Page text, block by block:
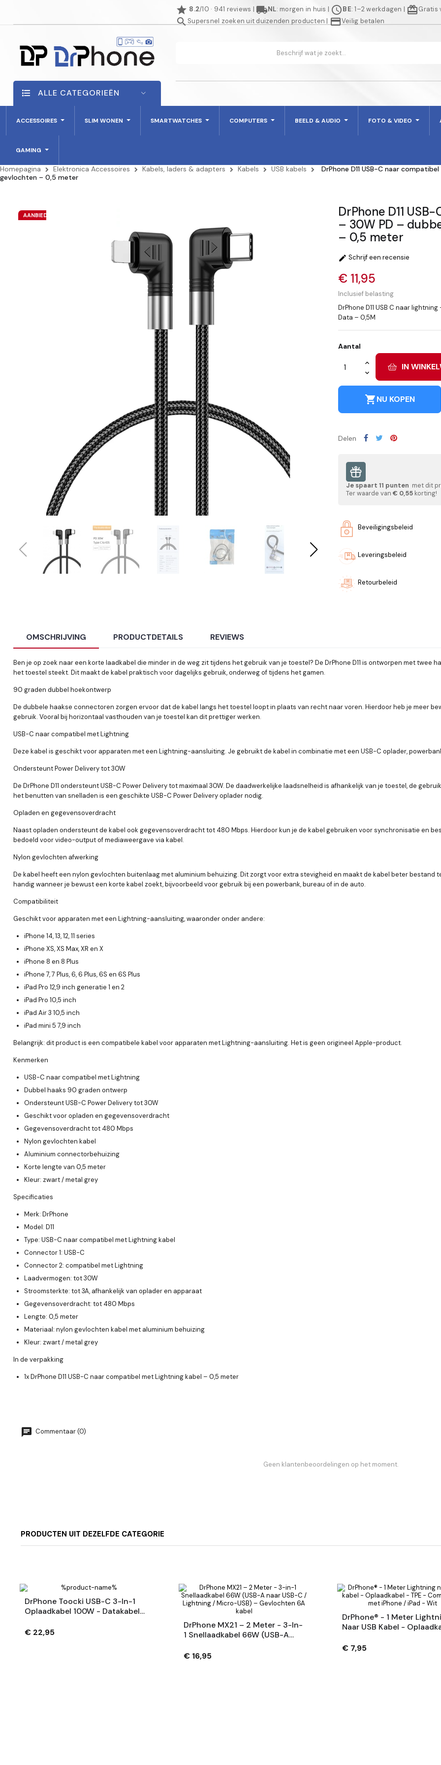
star 8.2/10 · 941 reviews | local_shippingNL: morgen in huis | scheduleBE: 1–2 werkdagen | redeemGratis
searchSupersnel zoeken uit duizenden producten | credit_cardVeilig betalen
ALLE CATEGORIEËN
ACCESSOIRES SLIM WONEN SMARTWATCHES COMPUTERS BEELD & AUDIO FOTO & VIDEO
GAMING
Homepagina Elektronica Accessoires Kabels, laders & adapters Kabels USB kabels
DrPhone D11 USB-C naar
gevlochten – 0,5 meter
AANBIEDING!
DrPhone D11
– 30W PD –
– 0,5 meter
 Schrijf een recensie
€ 11,95
Inclusief belasting
DrPhone D11 USB C naar
Data – 0,5M
Aantal
IN
shopping_cartNU KOPEN
Delen
Je spaart 11 punten met dit
Ter waarde van € 0,55 korting!
Beveiligingsbeleid
Leveringsbeleid
Retourbeleid
OMSCHRIJVING PRODUCTDETAILS REVIEWS
Ben je op zoek naar een korte laadkabel die minder in de weg zit tijdens het gebruik van je toestel? De DrPhone D11 is ontworpen met
het toestel steekt. Dit maakt de kabel praktisch voor dagelijks gebruik, onderweg of tijdens het gamen.
90 graden dubbel hoekontwerp
De dubbele haakse connectoren zorgen ervoor dat de kabel langs het toestel loopt in plaats van recht naar voren. Hierdoor heb je meer
gebruik. Vooral bij horizontaal vasthouden van je toestel kan dit prettiger werken.
USB-C naar compatibel met Lightning
Deze kabel is geschikt voor apparaten met een Lightning-aansluiting. Je gebruikt de kabel in combinatie met een USB-C oplader,
Ondersteunt Power Delivery tot 30W
De DrPhone D11 ondersteunt USB-C Power Delivery tot maximaal 30W. De daadwerkelijke laadsnelheid is afhankelijk van je toestel, de
het benutten van snelladen is een geschikte USB-C Power Delivery oplader nodig.
Opladen en gegevensoverdracht
Naast opladen ondersteunt de kabel ook gegevensoverdracht tot 480 Mbps. Hierdoor kun je de kabel gebruiken voor synchronisatie en
bedoeld voor video-output of mediaweergave via kabel.
Nylon gevlochten afwerking
De kabel heeft een nylon gevlochten buitenlaag met aluminium behuizing. Dit zorgt voor extra stevigheid en maakt de kabel beter bestand
handig wanneer je bewust een korte kabel zoekt, bijvoorbeeld voor gebruik bij een powerbank, bureau of in de auto.
Compatibiliteit
Geschikt voor apparaten met een Lightning-aansluiting, waaronder onder andere:
iPhone 14, 13, 12, 11 series
iPhone XS, XS Max, XR en X
iPhone 8 en 8 Plus
iPhone 7, 7 Plus, 6, 6 Plus, 6S en 6S Plus
iPad Pro 12,9 inch generatie 1 en 2
iPad Pro 10,5 inch
iPad Air 3 10,5 inch
iPad mini 5 7,9 inch
Belangrijk: dit product is een compatibele kabel voor apparaten met Lightning-aansluiting. Het is geen origineel Apple-product.
Kenmerken
USB-C naar compatibel met Lightning
Dubbel haaks 90 graden ontwerp
Ondersteunt USB-C Power Delivery tot 30W
Geschikt voor opladen en gegevensoverdracht
Gegevensoverdracht tot 480 Mbps
Nylon gevlochten kabel
Aluminium connectorbehuizing
Korte lengte van 0,5 meter
Kleur: zwart / metal grey
Specificaties
Merk: DrPhone
Model: D11
Type: USB-C naar compatibel met Lightning kabel
Connector 1: USB-C
Connector 2: compatibel met Lightning
Laadvermogen: tot 30W
Stroomsterkte: tot 3A, afhankelijk van oplader en apparaat
Gegevensoverdracht: tot 480 Mbps
Lengte: 0,5 meter
Materiaal: nylon gevlochten kabel met aluminium behuizing
Kleur: zwart / metal grey
In de verpakking
1x DrPhone D11 USB-C naar compatibel met Lightning kabel – 0,5 meter
Commentaar (0)
Geen klantenbeoordelingen op het moment.
PRODUCTEN UIT DEZELFDE CATEGORIE
DrPhone Toocki USB-C 3-In-1
Oplaadkabel 100W - Datakabel -
Apple Watch En USB-C- 1.2M
€ 22,95
DrPhone MX21 – 2 Meter - 3-In-
1 Snellaadkabel 66W (USB-A
USB) – Gevlochten 6A Kabel
€ 16,95
DrPhone® - 1 Meter
Naar USB Kabel -
IPad - Wit
€ 7,95